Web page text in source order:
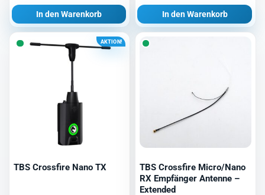
In den Warenkorb In den Warenkorb
AKTION!
TBS Crossfire Nano TX
TBS Crossfire Micro/Nano
RX Empfänger Antenne –
Extended